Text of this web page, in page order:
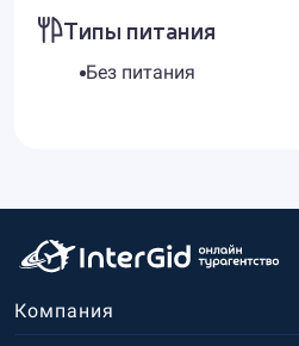
Типы питания
Без питания
Компания